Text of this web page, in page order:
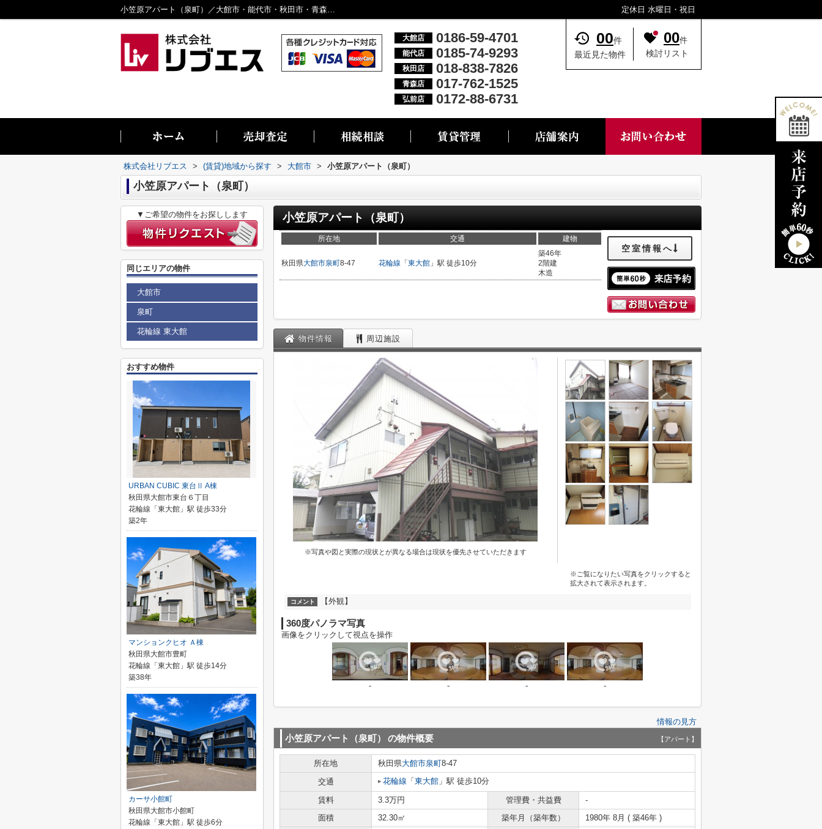
小笠原アパート（泉町）／大館市・能代市・秋田市・青森市・弘前市の不動産情報なら株式会社リブエス 定休日 水曜日・祝日
大館店 0186-59-4701
能代店 0185-74-9293
秋田店 018-838-7826
青森店 017-762-1525
弘前店 0172-88-6731
00件
最近見た物件
00件
検討リスト
株式会社リブエス > (賃貸)地域から探す > 大館市 > 小笠原アパート（泉町）
小笠原アパート（泉町）
小笠原アパート（泉町）
所在地 交通 建物
秋田県大館市泉町8-47 花輪線 「 東大館 」駅 徒歩10分
築46年
2階建
木造
空室情報へ
物件情報 周辺施設
※写真や図と実際の現状とが異なる場合は現状を優先させていただきます
※ご覧になりたい写真をクリックすると
拡大されて表示されます。
コメント 【外観】
360度パノラマ写真
画像をクリックして視点を操作
- - - -
情報の見方
小笠原アパート（泉町） の物件概要 【アパート】
所在地 秋田県大館市泉町8-47
交通
花輪線 「 東大館 」駅 徒歩10分
賃料 3.3万円 管理費・共益費
-
面積
32.30㎡ 築年月（築年数）
1980年 8月 ( 築46年 )
▼ご希望の物件をお探しします
同じエリアの物件
大館市
泉町
花輪線 東大館
おすすめ物件
URBAN CUBIC 東台Ⅱ A棟
秋田県大館市東台６丁目
花輪線「東大館」駅 徒歩33分
築2年
マンションクヒオ Ａ棟
秋田県大館市豊町
花輪線「東大館」駅 徒歩14分
築38年
カーサ小館町
秋田県大館市小館町
花輪線「東大館」駅 徒歩6分